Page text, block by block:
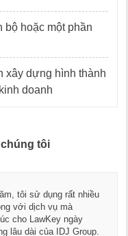
hoặc một phần
xây dựng hình thành
doanh
tôi
chân thành cảm ơn đội
sự yên tâm khi sử
thuế bên các bạn.
tốt hơn cho cộng đồng